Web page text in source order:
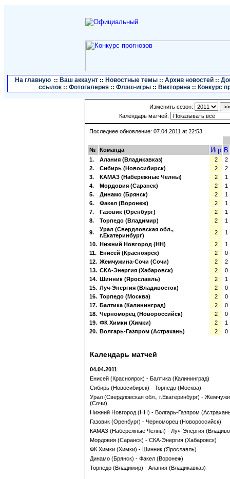
На главную :: Ваш аккаунт :: Новостные темы :: Архив новостей ::
ссылок :: Фотогалерея :: Флэш-игры :: Викторина :: Конкурс
Изменить сезон:
Календарь матчей:
Последнее обновление: 07.04.2011 at 22:53
№ Команда Игр В
1. Алания (Владикавказ) 2
2
2.
Сибирь (Новосибирск) 2
2
3.
КАМАЗ (Набережные Челны) 2
1
4.
Мордовия (Саранск) 2
1
5.
Динамо (Брянск) 2
1
6.
Факел (Воронеж) 2
1
7.
Газовик (Оренбург) 2
1
8.
Торпедо (Владимир) 2
1
9.
Урал (Свердловская обл.,
г.Екатеринбург)
2
1
10. Нижний Новгород (НН) 2
1
11. Енисей (Красноярск) 2
0
12. Жемчужина-Сочи (Сочи) 2
2
13. СКА-Энергия (Хабаровск) 2
0
14. Шинник (Ярославль) 2
1
15. Луч-Энергия (Владивосток) 2
0
16. Торпедо (Москва) 2
0
17. Балтика (Калининград) 2
0
18. Черноморец (Новороссийск) 2
0
19. ФК Химки (Химки) 2
1
20. Волгарь-Газпром (Астрахань) 2 0
Календарь матчей
04.04.2011
Енисей (Красноярск) - Балтика (Калининград)
Сибирь (Новосибирск) - Торпедо (Москва)
Урал (Свердловская обл., г.Екатеринбург) -
(Сочи)
Нижний Новгород (НН) - Волгарь-Газпром
Газовик (Оренбург) - Черноморец (Новороссийск)
КАМАЗ (Набережные Челны) - Луч-Энергия
Мордовия (Саранск) - СКА-Энергия (Хабаровск)
ФК Химки (Химки) - Шинник (Ярославль)
Динамо (Брянск) - Факел (Воронеж)
Торпедо (Владимир) - Алания (Владикавказ)